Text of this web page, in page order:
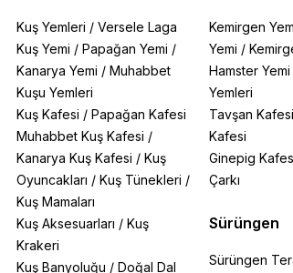
Kuş Yemleri / Versele Laga
Kuş Yemi / Papağan Yemi /
Kanarya Yemi / Muhabbet
Kuşu Yemleri
Kuş Kafesi / Papağan Kafesi
Muhabbet Kuş Kafesi /
Kanarya Kuş Kafesi / Kuş
Oyuncakları / Kuş Tünekleri /
Kuş Mamaları
Kuş Aksesuarları / Kuş
Krakeri
Kuş Banyoluğu / Doğal Dal
Kemirgen
Yemi /
Hamster Yemi
Yemleri
Tavşan Kafesi
Kafesi
Ginepig
Çarkı
Sürüngen
Sürüngen